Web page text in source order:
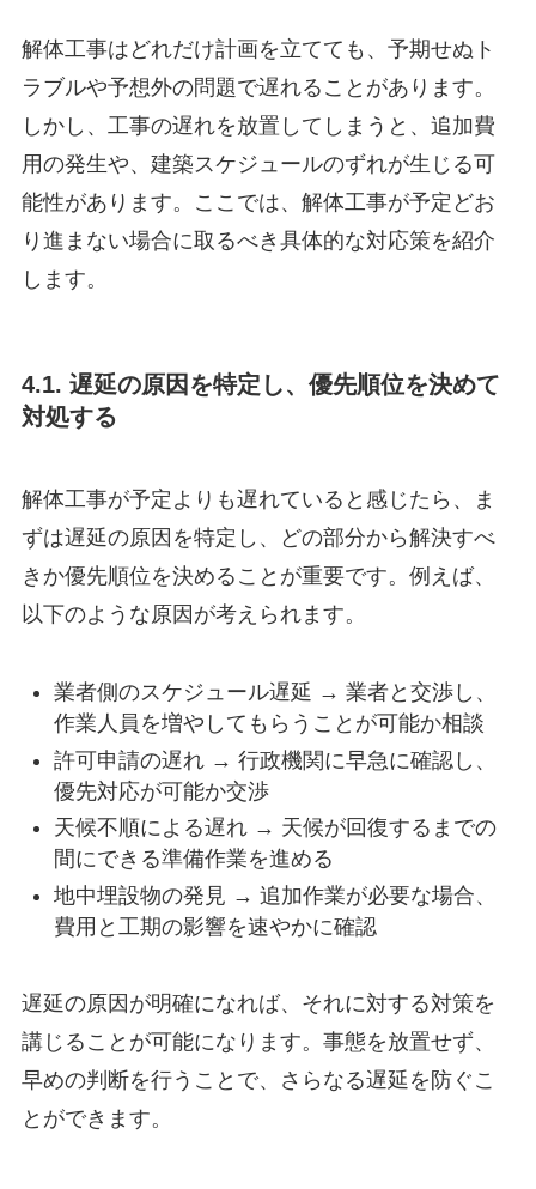
解体工事はどれだけ計画を立てても、予期せぬト
ラブルや予想外の問題で遅れることがあります。
しかし、工事の遅れを放置してしまうと、追加費
用の発生や、建築スケジュールのずれが生じる可
能性があります。ここでは、解体工事が予定どお
り進まない場合に取るべき具体的な対応策を紹介
します。
4.1. 遅延の原因を特定し、優先順位を決めて
対処する
解体工事が予定よりも遅れていると感じたら、ま
ずは遅延の原因を特定し、どの部分から解決すべ
きか優先順位を決めることが重要です。例えば、
以下のような原因が考えられます。
業者側のスケジュール遅延 → 業者と交渉し、
作業人員を増やしてもらうことが可能か相談
許可申請の遅れ → 行政機関に早急に確認し、
優先対応が可能か交渉
天候不順による遅れ → 天候が回復するまでの
間にできる準備作業を進める
地中埋設物の発見 → 追加作業が必要な場合、
費用と工期の影響を速やかに確認
遅延の原因が明確になれば、それに対する対策を
講じることが可能になります。事態を放置せず、
早めの判断を行うことで、さらなる遅延を防ぐこ
とができます。